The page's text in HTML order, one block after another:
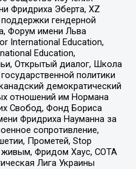
Фридриха Эберта, XZ
гендерной
Форум имени Льва
International Education,
Education,
Открытый диалог, Школа
политики
демократический
отношений им Нормана
Свобод, Фонд Бориса
Фридриха Науманна за
сопротивление,
Прометей, Stop
живым, Фридом Хаус, СОТА
Лига Украины